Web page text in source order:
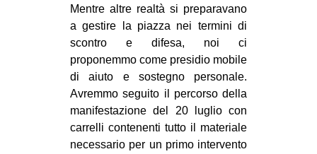
Mentre altre realtà si preparavano
a gestire la piazza nei termini di
scontro e difesa, noi ci
proponemmo come presidio mobile
di aiuto e sostegno personale.
Avremmo seguito il percorso della
manifestazione del 20 luglio con
carrelli contenenti tutto il materiale
necessario per un primo intervento